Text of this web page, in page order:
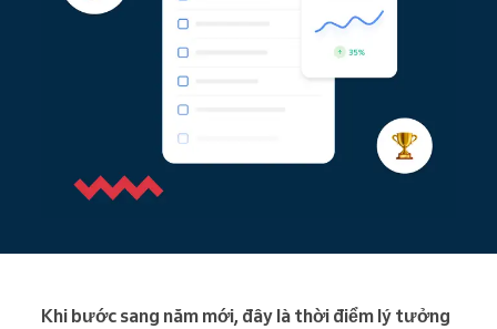
Khi bước sang năm mới, đây là thời điểm lý tưởng